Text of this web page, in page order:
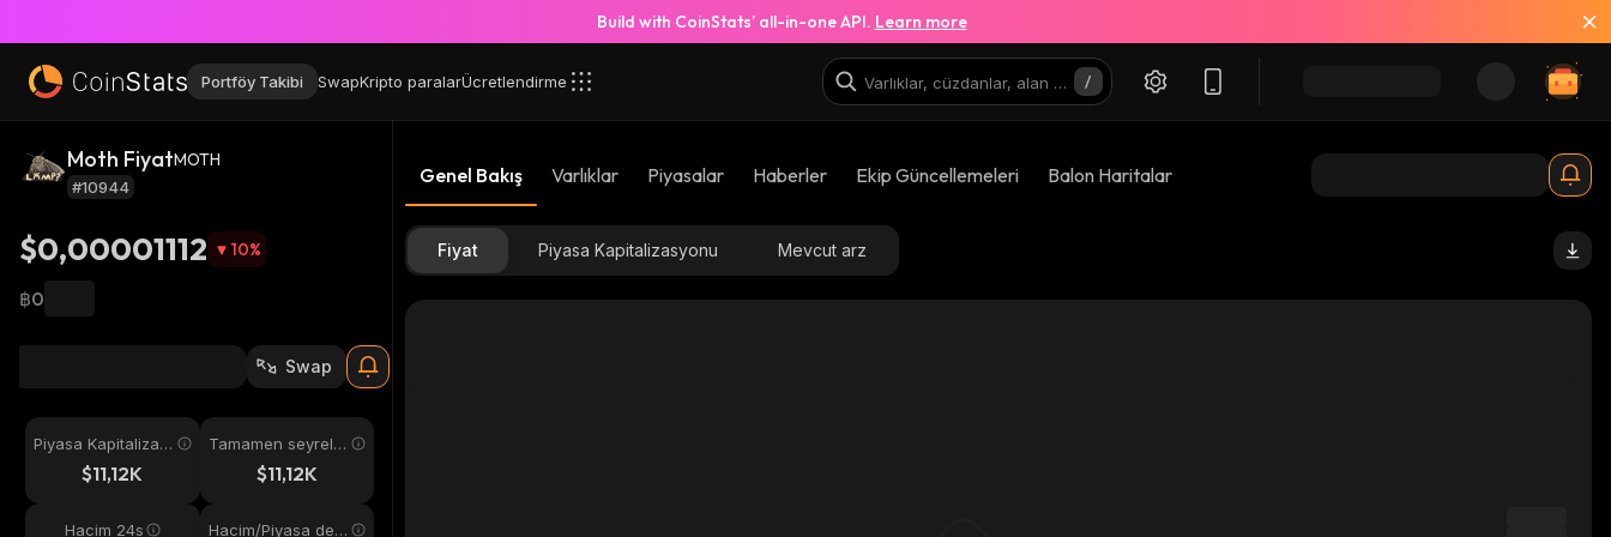
Build with CoinStats’ all-in-one API. Learn more
Portföy Takibi SwapKripto paralarÜcretlendirme
Moth FiyatMOTH
#10944
$0,00001112 10%
฿0
Swap
Piyasa Kapitalizas
$11,12K
Tamamen seyreltil
$11,12K
Hacim 24s Hacim/Piyasa değ
Genel Bakış Varlıklar Piyasalar Haberler Ekip Güncellemeleri Balon Haritalar
Fiyat Piyasa Kapitalizasyonu Mevcut arz